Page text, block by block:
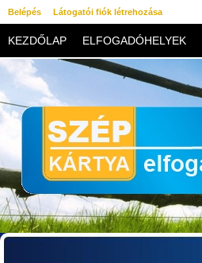
Belépés Látogatói fiók létrehozása
KEZDŐLAP ELFOGADÓHELYEK
KAPCSOLAT